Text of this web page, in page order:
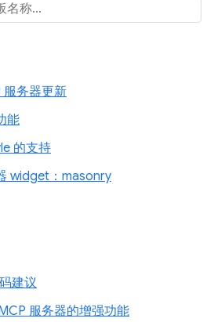
服务器更新
能
的支持
widget：masonry
建议
服务器的增强功能